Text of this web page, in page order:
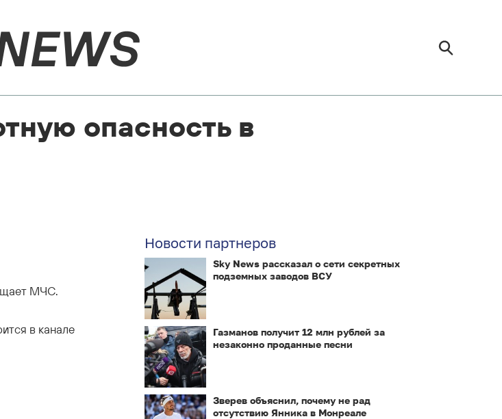
опасность в
МЧС.
в канале
Новости партнеров
Sky News рассказал о сети секретных
подземных заводов ВСУ
Газманов получит 12 млн рублей за
незаконно проданные песни
Зверев объяснил, почему не рад
отсутствию Янника в Монреале